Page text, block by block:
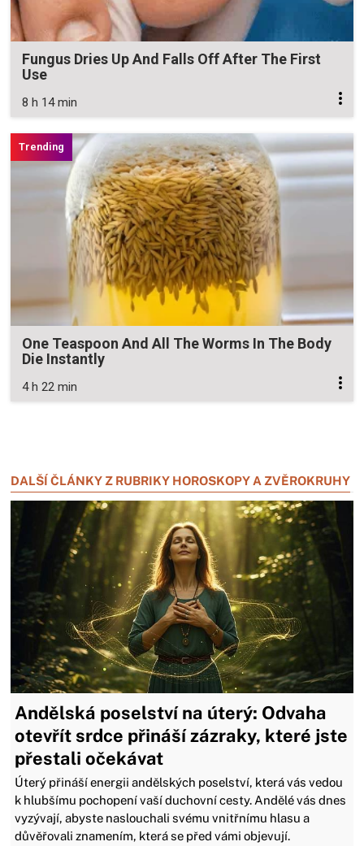
Fungus Dries Up And Falls Off After The First
Use
8 h 14 min
One Teaspoon And All The Worms In The Body
Die Instantly
4 h 22 min
DALŠÍ ČLÁNKY Z RUBRIKY HOROSKOPY A ZVĚROKRUHY
Andělská poselství na úterý: Odvaha
otevřít srdce přináší zázraky, které jste
přestali očekávat
Úterý přináší energii andělských poselství, která vás vedou
k hlubšímu pochopení vaší duchovní cesty. Andělé vás dnes
vyzývají, abyste naslouchali svému vnitřnímu hlasu a
důvěřovali znamením, která se před vámi objevují.